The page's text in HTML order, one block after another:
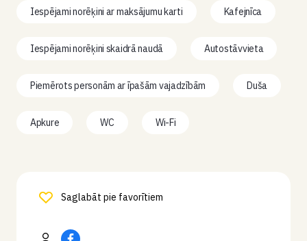
Iespējami norēķini ar maksājumu karti Kafejnīca
Iespējami norēķini skaidrā naudā Autostāvvieta
Piemērots personām ar īpašām vajadzībām Duša
Apkure WC Wi-Fi
Saglabāt pie favorītiem